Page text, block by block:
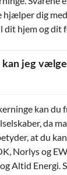
hjælper dig
dit hjem og dit
kan jeg
kan du
da
at du
Norlys og
Altid Energi.